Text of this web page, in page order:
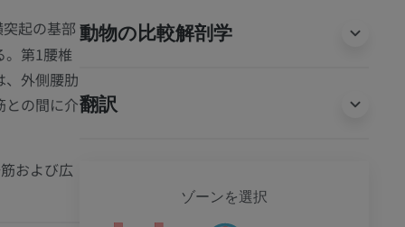
起の基部
。第1腰椎
、外側腰肋
との間に介
および広
動物の比較解剖学
翻訳
ゾーンを選択